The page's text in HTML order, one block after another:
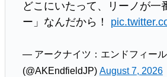
どこにいたって、リーノが一
ー」なんだから！
— アークナイツ：エンドフィー
(@AKEndfieldJP) August 7, 2026